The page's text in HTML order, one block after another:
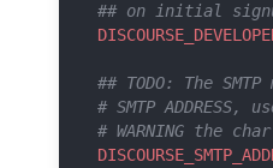
## on initial
## TODO: The
# SMTP ADDRESS,
# WARNING the